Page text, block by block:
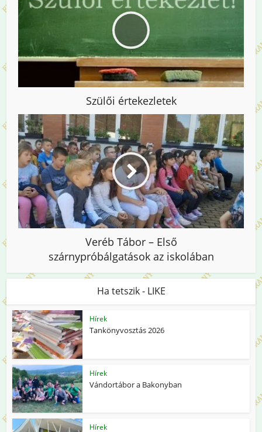
Szülői értekezletek
Veréb Tábor – Első
szárnypróbálgatások az iskolában
Ha tetszik - LIKE
Hírek
Tankönyvosztás 2026
Hírek
Vándortábor a Bakonyban
Hírek